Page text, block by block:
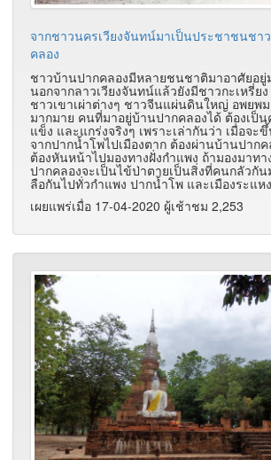
จากชาวนครเวียงจันทน์มาเป็นประชาชนชา
คลอง
ชาวบ้านปากคลองมีหลายชนชาติมาอาศัยอยู่
นอกจากลาวเวียงจันทน์แล้วยังมีชาวกะเหรี่ยง
ชาวเขาเผ่าต่างๆ ชาวจีนแผ่นดินใหญ่ อพยพ
มากมาย คนที่มาอยู่บ้านปากคลองได้ ต้องเป็
แข็ง และแกร่งจริงๆ เพราะเล่ากันว่า เมื่อจะ
จากปากน้ำโพไปเมืองตาก ต้องผ่านบ้านปากค
ต้องหันหน้าไปมองทางฝั่งกำแพง ถ้ามองมาท
ปากคลองจะเป็นไข้ป่าตายเป็นสิ่งที่คนกลัวกั
ลือกันไปทั่วกำแพง ปากน้ำโพ และเมืองระแหง
เผยแพร่เมื่อ 17-04-2020 ผู้เช้าชม 2,253